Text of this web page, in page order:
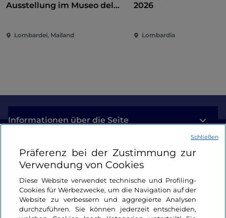
Ausstellung im Museo del
Engagement
Lombardei, Mailand
2026
Lombardia
Informationen über die Seite
Nützliche Links
Login
Bleiben wir in Kontakt
Präferenz bei der Zustimmung zur
Verwendung von Cookies
Diese Website verwendet technische und Profiling-
Cookies für Werbezwecke, um die Navigation auf der
Website zu verbessern und aggregierte Analysen
durchzuführen. Sie können jederzeit entscheiden,
Schließen